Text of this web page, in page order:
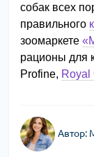
собак всех
правильного
зоомаркете
рационы для
Profine, Royal
Автор: